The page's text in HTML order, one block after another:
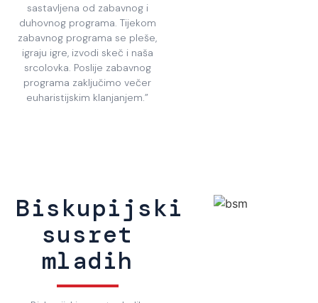
sastavljena od zabavnog i
duhovnog programa. Tijekom
zabavnog programa se pleše,
igraju igre, izvodi skeč i naša
srcolovka. Poslije zabavnog
programa zaključimo večer
euharistijskim klanjanjem.”
Biskupijski
susret
mladih